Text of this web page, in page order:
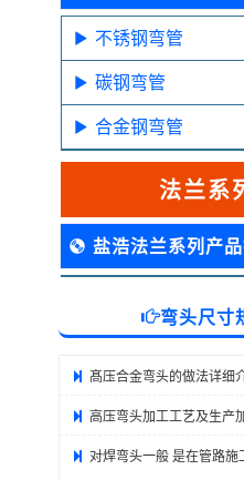
不锈钢弯管
碳钢弯管
合金钢弯管
法兰系
盐浩法兰系列产
弯头尺寸
髙压合金弯头的做法详细
高压弯头加工工艺及生产
对焊弯头一般 是在管路施